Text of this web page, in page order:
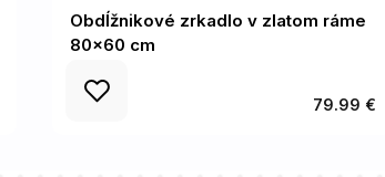
Obdĺžnikové zrkadlo v zlatom ráme
80x60 cm
79.99 €